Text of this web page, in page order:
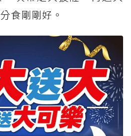
食剛剛好。